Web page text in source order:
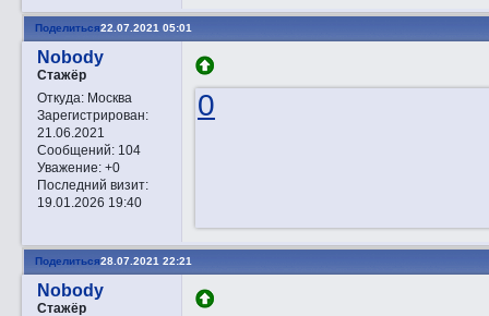
Поделиться22.07.2021 05:01
Nobody
Стажёр
Откуда:Москва
Зарегистрирован:
21.06.2021
Сообщений:104
Уважение: +0
Последний визит:
19.01.2026 19:40
0
Поделиться28.07.2021 22:21
Nobody
Стажёр